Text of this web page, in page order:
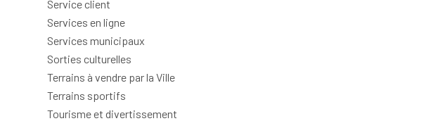
Service client
Services en ligne
Services municipaux
Sorties culturelles
Terrains à vendre par la Ville
Terrains sportifs
Tourisme et divertissement